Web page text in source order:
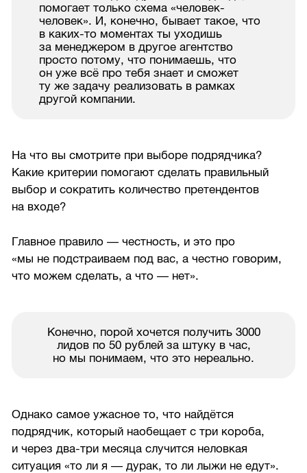
помогает только схема «человек-
человек». И, конечно, бывает такое, что
в каких-то моментах ты уходишь
за менеджером в другое агентство
просто потому, что понимаешь, что
он уже всё про тебя знает и сможет
ту же задачу реализовать в рамках
другой компании.
На что вы смотрите при выборе подрядчика?
Какие критерии помогают сделать правильный
выбор и сократить количество претендентов
на входе?
Главное правило — честность, и это про
«мы не подстраиваем под вас, а честно говорим,
что можем сделать, а что — нет».
Конечно, порой хочется получить 3000
лидов по 50 рублей за штуку в час,
но мы понимаем, что это нереально.
Однако самое ужасное то, что найдётся
подрядчик, который наобещает с три короба,
и через два-три месяца случится неловкая
ситуация «то ли я — дурак, то ли лыжи не едут».